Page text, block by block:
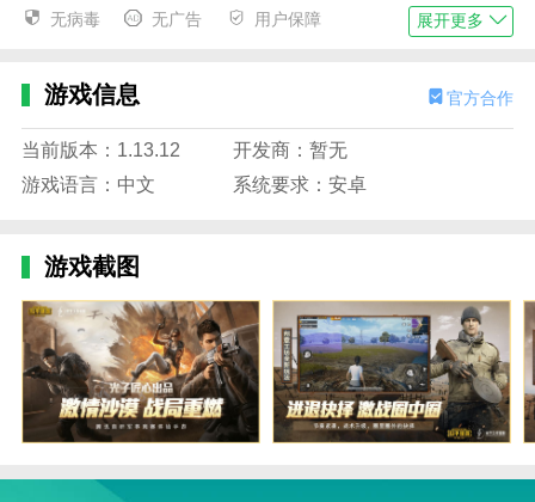
1。你可以通过地图探索获取资源，也可以击败其他玩
家获得物资；
2。精准的射击能力是你战场的关键。只有快速击败对
手，才能避免陷入危险。
1。沙漠2.0；
2。军备竞赛；
3。循环模式下的循环；
无病毒 无广告 用户保障 展开更多
游戏信息 官方合作
当前版本：1.13.12
开发商：暂无
游戏语言：中文
系统要求：安卓
游戏截图